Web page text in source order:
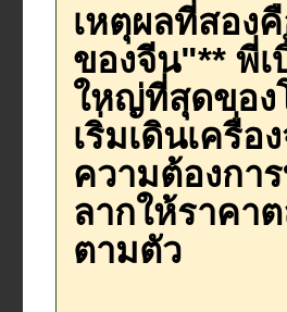
เหตุผลที่สอง
ของจีน"** พี่
ใหญ่ที่สุดของ
เริ่มเดินเครื่
ความต้องกา
ลากให้ราคา
ตามตัว